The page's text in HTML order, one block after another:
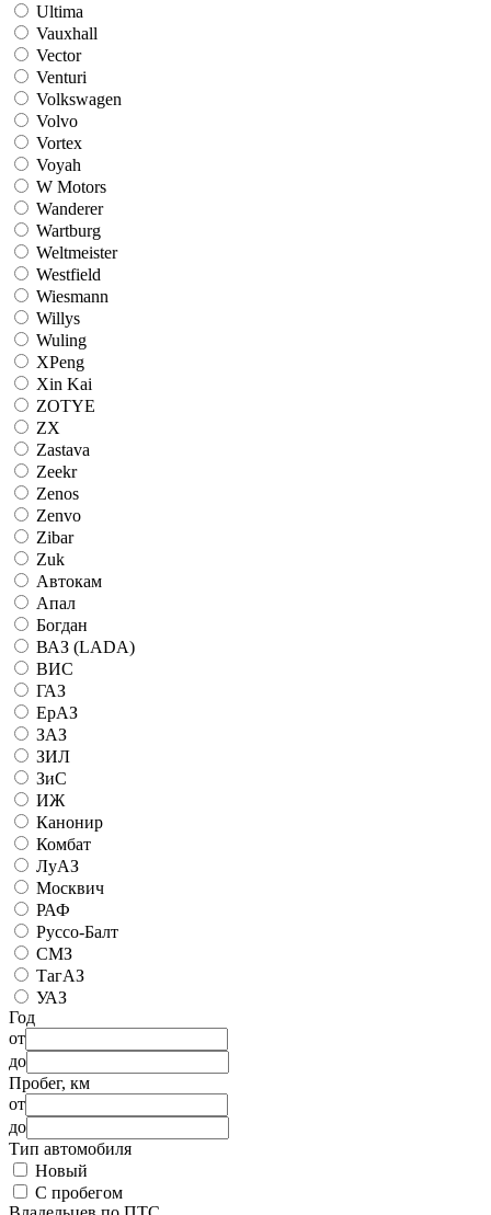
Ultima
Vauxhall
Vector
Venturi
Volkswagen
Volvo
Vortex
Voyah
W Motors
Wanderer
Wartburg
Weltmeister
Westfield
Wiesmann
Willys
Wuling
XPeng
Xin Kai
ZOTYE
ZX
Zastava
Zeekr
Zenos
Zenvo
Zibar
Zuk
Автокам
Апал
Богдан
ВАЗ (LADA)
ВИС
ГАЗ
ЕрАЗ
ЗАЗ
ЗИЛ
ЗиС
ИЖ
Канонир
Комбат
ЛуАЗ
Москвич
РАФ
Руссо-Балт
СМЗ
ТагАЗ
УАЗ
Год
от
до
Пробег, км
от
до
Тип автомобиля
Новый
С пробегом